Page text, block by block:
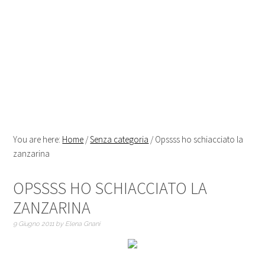
You are here: Home /Senza categoria /Opssss ho schiacciato la
zanzarina
OPSSSS HO SCHIACCIATO LA
ZANZARINA
9 Giugno 2011by Elena Gnani